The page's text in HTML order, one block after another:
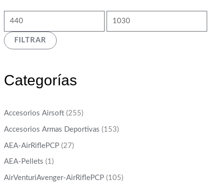
FILTRAR
Categorías
Accesorios Airsoft (255)
Accesorios Armas Deportivas (153)
AEA-AirRiflePCP (27)
AEA-Pellets (1)
AirVenturiAvenger-AirRiflePCP (105)